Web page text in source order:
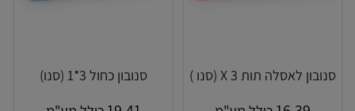
סנובון לאסלה תות X 3 (סנו ) סנובון כחול 3*1 (סנו)